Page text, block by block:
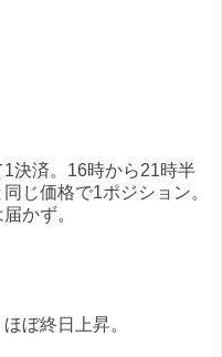
決済。16時から21時半
じ価格で1ポジション。
かず。
ぼ終日上昇。